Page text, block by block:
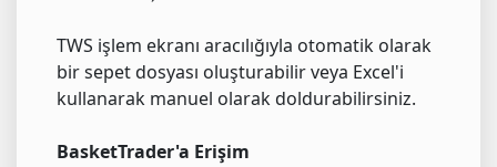
TWS işlem ekranı aracılığıyla otomatik olarak
bir sepet dosyası oluşturabilir veya Excel'i
kullanarak manuel olarak doldurabilirsiniz.
BasketTrader'a Erişim